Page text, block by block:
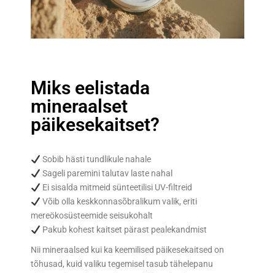
Miks eelistada
mineraalset
päikesekaitset? ​
Sobib hästi tundlikule nahale
Sageli paremini talutav laste nahal
Ei sisalda mitmeid sünteetilisi UV-filtreid
Võib olla keskkonnasõbralikum valik, eriti
mereökosüsteemide seisukohalt
Pakub kohest kaitset pärast pealekandmist
Nii mineraalsed kui ka keemilised päikesekaitsed on
tõhusad, kuid valiku tegemisel tasub tähelepanu